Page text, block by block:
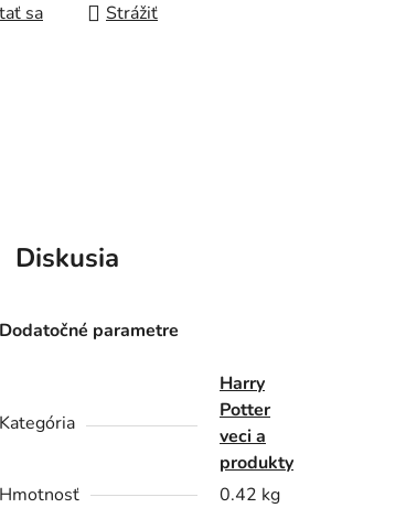
sa
Strážiť
Diskusia
Dodatočné parametre
Kategória
Harry
Potter
veci a
produkty
Hmotnosť
0.42 kg